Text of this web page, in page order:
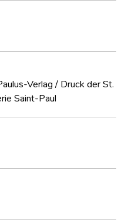
Verlag / Druck der St.
Saint-Paul